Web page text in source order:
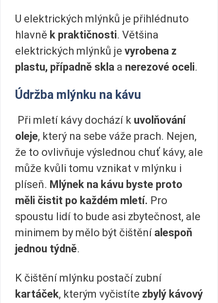
U elektrických mlýnků je přihlédnuto
hlavně k praktičnosti. Většina
elektrických mlýnků je vyrobena z
plastu, případně skla a nerezové oceli.
Údržba mlýnku na kávu
Při mletí kávy dochází k uvolňování
oleje, který na sebe váže prach. Nejen,
že to ovlivňuje výslednou chuť kávy, ale
může kvůli tomu vznikat v mlýnku i
plíseň. Mlýnek na kávu byste proto
měli čistit po každém mletí. Pro
spoustu lidí to bude asi zbytečnost, ale
minimem by mělo být čištění alespoň
jednou týdně.
K čištění mlýnku postačí zubní
kartáček, kterým vyčistíte zbylý kávový